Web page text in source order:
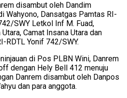
disambut oleh Dandim
Wahyono, Dansatgas Pamtas RI-
SWY Letkol Inf M. Fuad,
Camat Insana Utara dan
RDTL Yonif 742/SWY.
di Pos PLBN Wini, Danrem
dengan Hely Bell 412 menuju
Danrem disambut oleh Danpos
dan para anggota.